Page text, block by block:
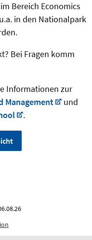
Bereich Economics
in den Nationalpark
Bei Fragen komm
Informationen zur
Management
und
.